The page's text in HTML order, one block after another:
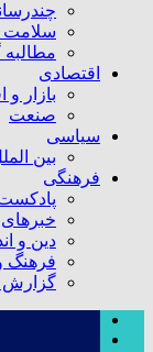
سلامت
اقتصادی
بازار و
صنعت
سیاسی
بین
فرهنگی
خبرهای
دین و
فرهنگ
گزارش